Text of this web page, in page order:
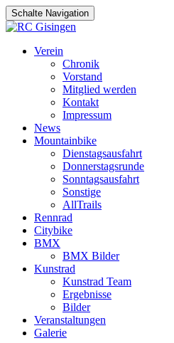
Schalte Navigation
Zum
Verein
Chronik
Vorstand
Mitglied werden
Kontakt
Impressum
News
Mountainbike
Dienstagsausfahrt
Donnerstagsrunde
Sonntagsausfahrt
Sonstige
AllTrails
Rennrad
Citybike
BMX
BMX Bilder
Kunstrad
Kunstrad Team
Ergebnisse
Bilder
Veranstaltungen
Galerie